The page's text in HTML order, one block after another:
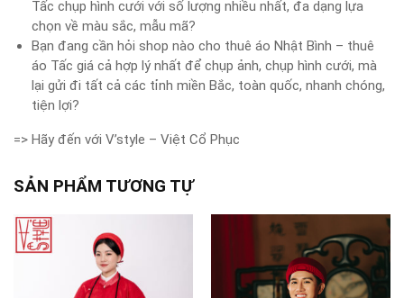
Tấc chụp hình cưới với số lượng nhiều nhất, đa dạng lựa
chọn về màu sắc, mẫu mã?
Bạn đang cần hỏi shop nào cho thuê áo Nhật Bình – thuê
áo Tấc giá cả hợp lý nhất để chụp ảnh, chụp hình cưới, mà
lại gửi đi tất cả các tỉnh miền Bắc, toàn quốc, nhanh chóng,
tiện lợi?
=> Hãy đến với V’style – Việt Cổ Phục
SẢN PHẨM TƯƠNG TỰ